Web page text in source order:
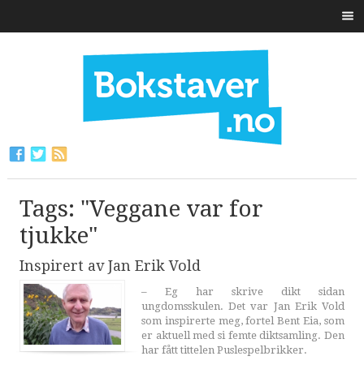
Tags: "Veggane var for
tjukke"
Inspirert av Jan Erik Vold
– Eg har skrive dikt sidan
ungdomsskulen. Det var Jan Erik Vold
som inspirerte meg, fortel Bent Eia, som
er aktuell med si femte diktsamling. Den
har fått tittelen Puslespelbrikker.